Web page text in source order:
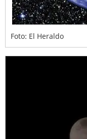
Foto: El Heraldo